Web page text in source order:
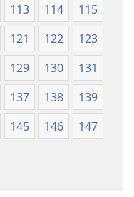
113 114
115
121 122
123
129 130
131
137 138
139
145 146
147